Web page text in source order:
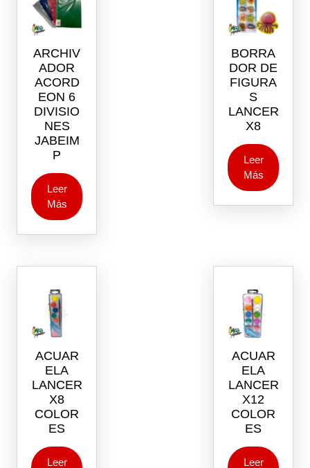
ARCHIV
ADOR
ACORD
EON 6
DIVISIO
NES
JABEIM
P
Leer
Más
BORRA
DOR DE
FIGURA
S
LANCER
X8
Leer
Más
ACUAR
ELA
LANCER
X8
COLOR
ES
Leer
ACUAR
ELA
LANCER
X12
COLOR
ES
Leer